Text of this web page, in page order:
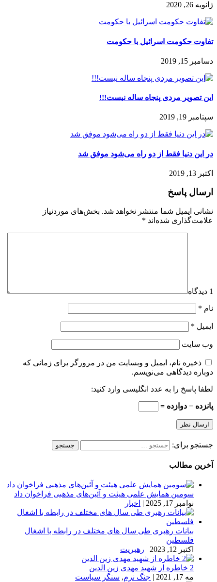
ژانویه 26, 2020
‏تفاوت حكومت اسرائيل با حكومت
دسامبر 15, 2019
این تصویر مردی پنجاه ساله نیست!!!
سپتامبر 19, 2019
در این دنیا فقط از دو راه می‌شود موفق شد
اکتبر 13, 2019
ارسال پاسخ
نشانی ایمیل شما منتشر نخواهد شد. بخش‌های موردنیاز
علامت‌گذاری شده‌اند *
1 دیدگاه
نام *
ایمیل *
وب‌ سایت
ذخیره نام، ایمیل و وبسایت من در مرورگر برای زمانی که
دوباره دیدگاهی می‌نویسم.
لطفا پاسخ را به عدد انگلیسی وارد کنید:
پانزده − دوازده =
جستجو برای:
آخرین مطالب
سومین همایش علمی هیئت و آئین‌های مذهبی فراخوان داد
نوامبر 17, 2025
| اخبار
بیانات رهبری طی سال های مختلف در رابطه با اشغال
فلسطین
اکتبر 12, 2023
| رهبریت
2 خاطره از شهید مهدی زین الدین
مه 17, 2021
| جنگ نرم, سنگر سیاست